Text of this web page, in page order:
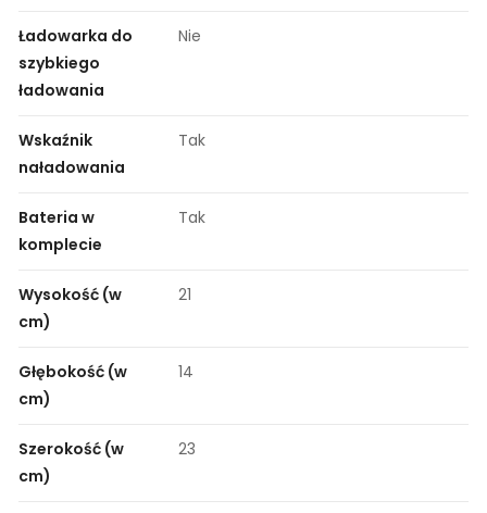
Ładowarka do
szybkiego
ładowania
Nie
Wskaźnik
naładowania
Tak
Bateria w
komplecie
Tak
Wysokość (w
cm)
21
Głębokość (w
cm)
14
Szerokość (w
cm)
23